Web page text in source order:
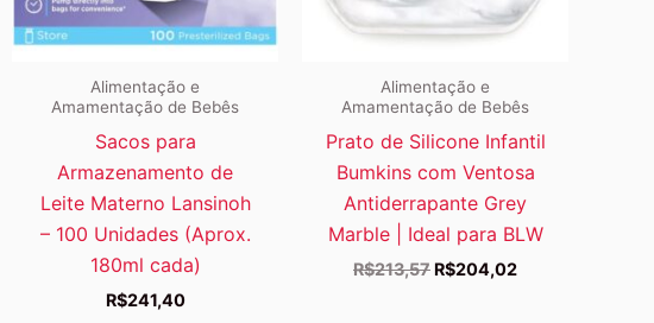
Alimentação e
Amamentação de Bebês
Sacos para
Armazenamento de
Leite Materno Lansinoh
– 100 Unidades (Aprox.
180ml cada)
R$241,40
Alimentação e
Amamentação de Bebês
Prato de Silicone Infantil
Bumkins com Ventosa
Antiderrapante Grey
Marble | Ideal para BLW
R$213,57 O
R$204,02O